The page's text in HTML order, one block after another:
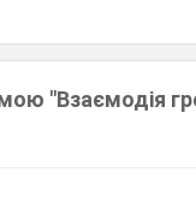
"Взаємодія